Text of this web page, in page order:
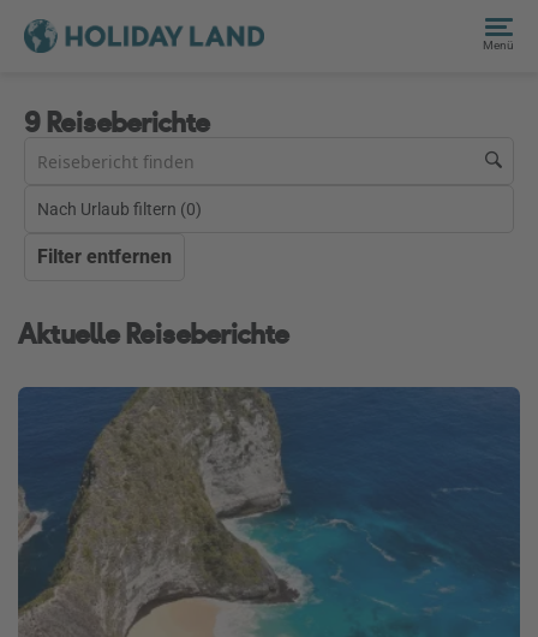
Menü
9 Reiseberichte
Nach Urlaub filtern (0)
Filter entfernen
Aktuelle Reiseberichte